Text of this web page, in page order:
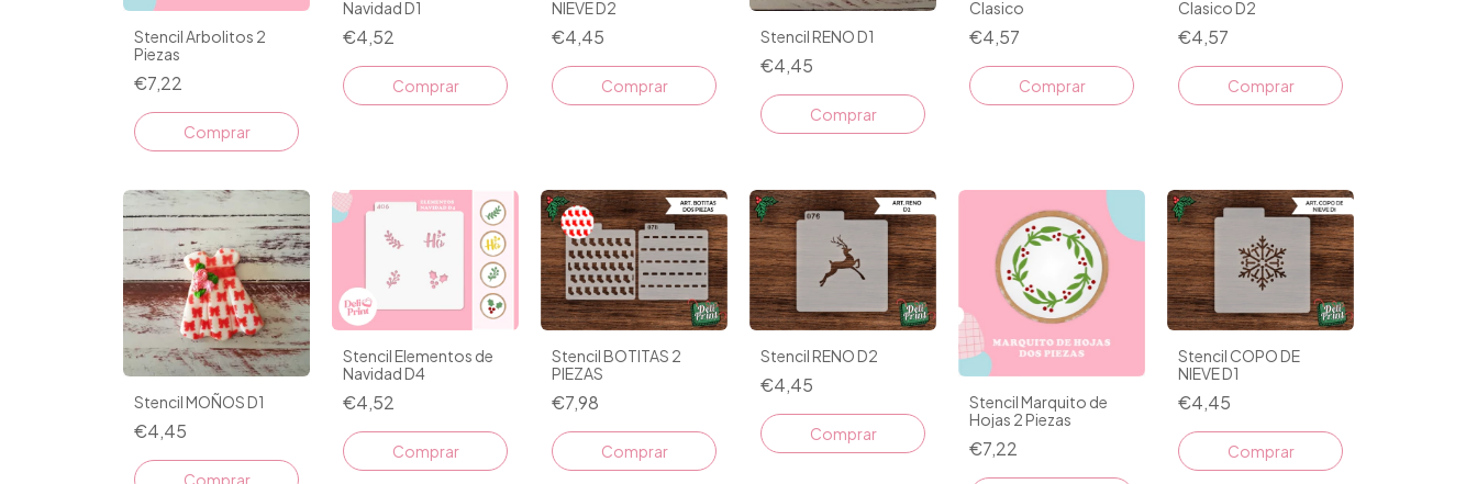
Stencil Arbolitos 2
Piezas
€7,22
Navidad D1
€4,52
NIEVE D2
€4,45 Stencil RENO D1
€4,45
Clasico
€4,57
Clasico D2
€4,57
Stencil MOÑOS D1
€4,45
Stencil Elementos de
Navidad D4
€4,52
Stencil BOTITAS 2
PIEZAS
€7,98
Stencil RENO D2
€4,45
Stencil Marquito de
Hojas 2 Piezas
€7,22
Stencil COPO DE
NIEVE D1
€4,45